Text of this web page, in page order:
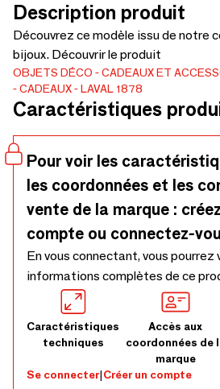
Description produit
Découvrez ce modèle issu de notre
bijoux. Découvrir le produit
OBJETS DÉCO
CADEAUX ET
CADEAUX
LAVAL 1878
Caractéristiques
Pour voir les
les coordonnées et les
vente de la marque :
compte ou connectez-
En vous connectant, vous pourrez
informations complètes de ce
Caractéristiques
techniques
Accès aux
coordonnées de
marque
Se connecter|Créer un compte